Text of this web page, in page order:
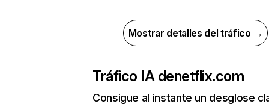
Mostrar detalles del tráfico →
Tráfico IA denetflix.com
Consigue al instante un desglose